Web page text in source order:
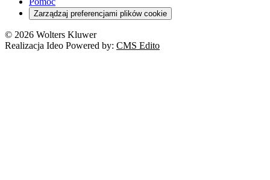
Cyberbezpieczeństwo
Franczyza
Prawo autorskie
Zarządzaj preferencjami plików cookie
© 2026 Wolters Kluwer
Realizacja Ideo Powered by: CMS Edito